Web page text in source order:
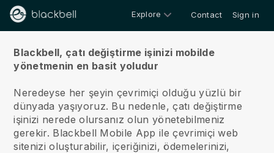
Explore Contact Sign in
Blackbell, çatı değiştirme işinizi mobilde
yönetmenin en basit yoludur
Neredeyse her şeyin çevrimiçi olduğu yüzlü bir
dünyada yaşıyoruz. Bu nedenle, çatı değiştirme
işinizi nerede olursanız olun yönetebilmeniz
gerekir. Blackbell Mobile App ile çevrimiçi web
sitenizi oluşturabilir, içeriğinizi, ödemelerinizi,